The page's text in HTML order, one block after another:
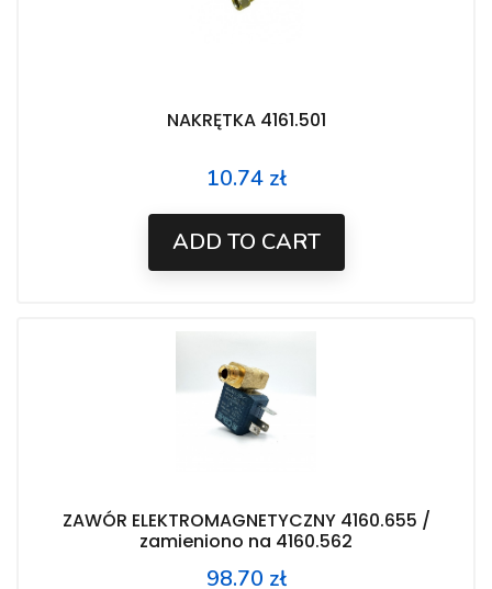
NAKRĘTKA 4161.501
Price
10.74 zł
ADD TO CART
ZAWÓR ELEKTROMAGNETYCZNY 4160.655 /
zamieniono na 4160.562
Price
98.70 zł